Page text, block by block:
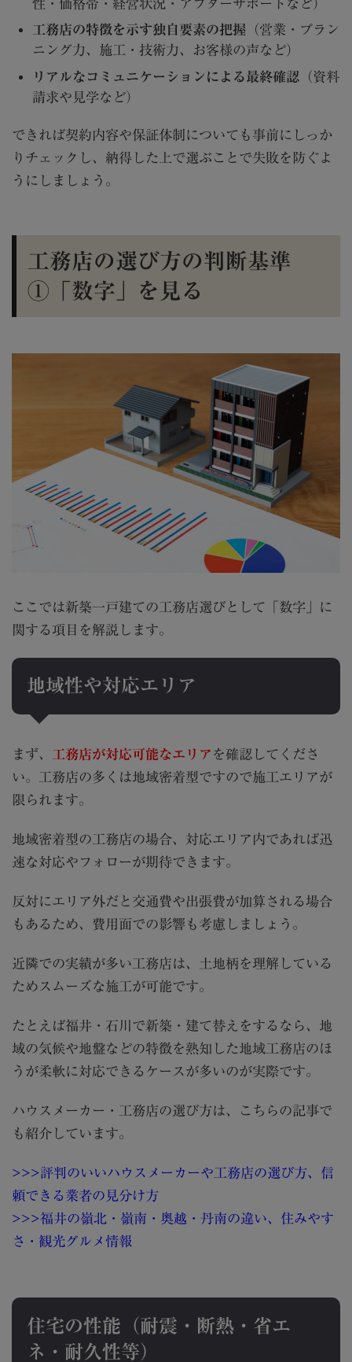
性・価格帯・経営状況・アフターサポートなど）
工務店の特徴を示す独自要素の把握 （営業・プラン
ニング力、施工・技術力、お客様の声など）
リアルなコミュニケーションによる最終確認 （資料
請求や見学など）
できれば契約内容や保証体制についても事前にしっか
りチェックし、納得した上で選ぶことで失敗を防ぐよ
うにしましょう。
工務店の選び方の判断基準
①「数字」を見る
ここでは新築一戸建ての工務店選びとして「数字」に
関する項目を解説します。
地域性や対応エリア
まず、 工務店が対応可能なエリア を確認してくださ
い。工務店の多くは地域密着型ですので施工エリアが
限られます。
地域密着型の工務店の場合、対応エリア内であれば迅
速な対応やフォローが期待できます。
反対にエリア外だと交通費や出張費が加算される場合
もあるため、費用面での影響も考慮しましょう。
近隣での実績が多い工務店は、土地柄を理解している
ためスムーズな施工が可能です。
たとえば福井・石川で新築・建て替えをするなら、地
域の気候や地盤などの特徴を熟知した地域工務店のほ
うが柔軟に対応できるケースが多いのが実際です。
ハウスメーカー・工務店の選び方は、こちらの記事で
も紹介しています。
>>>評判のいいハウスメーカーや工務店の選び方、信
頼できる業者の見分け方
>>>福井の嶺北・嶺南・奥越・丹南の違い、住みやす
さ・観光グルメ情報
住宅の性能（耐震・断熱・省エ
ネ・耐久性等）